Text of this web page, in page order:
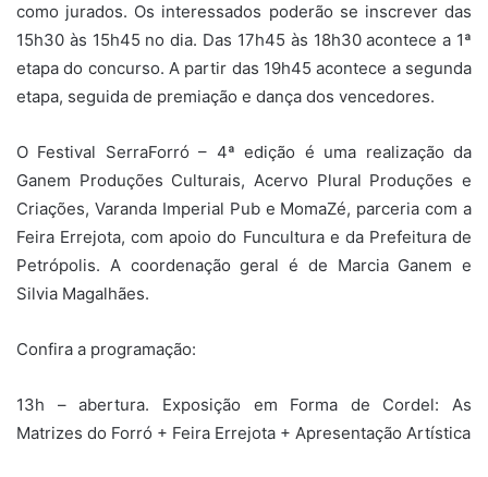
como jurados. Os interessados poderão se inscrever das
15h30 às 15h45 no dia. Das 17h45 às 18h30 acontece a 1ª
etapa do concurso. A partir das 19h45 acontece a segunda
etapa, seguida de premiação e dança dos vencedores.
O Festival SerraForró – 4ª edição é uma realização da
Ganem Produções Culturais, Acervo Plural Produções e
Criações, Varanda Imperial Pub e MomaZé, parceria com a
Feira Errejota, com apoio do Funcultura e da Prefeitura de
Petrópolis. A coordenação geral é de Marcia Ganem e
Silvia Magalhães.
Confira a programação:
13h – abertura. Exposição em Forma de Cordel: As
Matrizes do Forró + Feira Errejota + Apresentação Artística